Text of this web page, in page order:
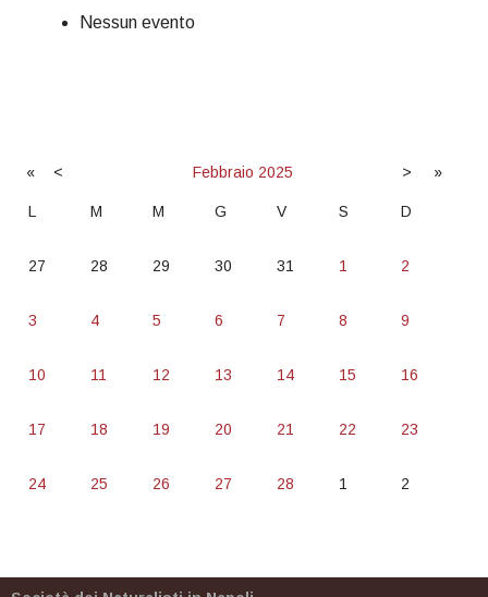
Nessun evento
« < Febbraio 2025 > »
L M M G V S D
27 28 29 30 31 1 2
3 4 5 6 7 8 9
10 11 12 13 14 15 16
17 18 19 20 21 22 23
24 25 26 27 28 1 2